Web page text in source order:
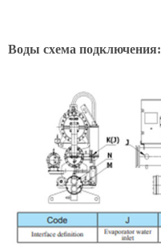
Воды схема подключения: